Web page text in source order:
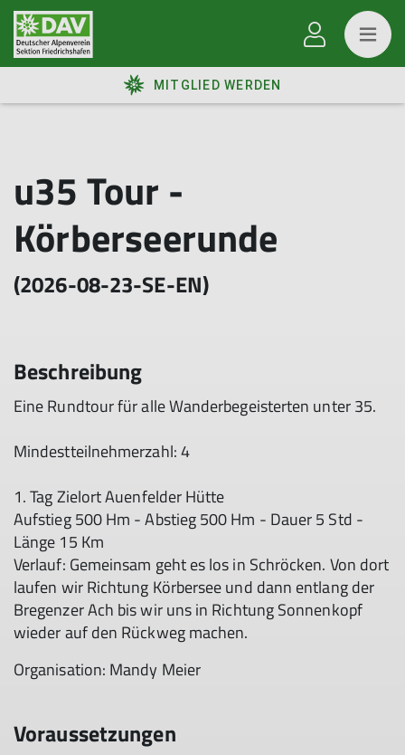
MITGLIED WERDEN
u35 Tour -
Körberseerunde
(2026-08-23-SE-EN)
Beschreibung
Eine Rundtour für alle Wanderbegeisterten unter 35.
Mindestteilnehmerzahl: 4
1. Tag Zielort Auenfelder Hütte
Aufstieg 500 Hm - Abstieg 500 Hm - Dauer 5 Std -
Länge 15 Km
Verlauf: Gemeinsam geht es los in Schröcken. Von dort
laufen wir Richtung Körbersee und dann entlang der
Bregenzer Ach bis wir uns in Richtung Sonnenkopf
wieder auf den Rückweg machen.
Organisation: Mandy Meier
Voraussetzungen